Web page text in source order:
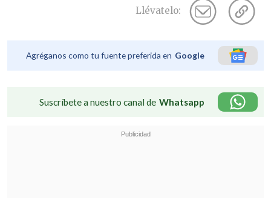
Llévatelo:
Agréganos como tu fuente preferida en Google
Suscríbete a nuestro canal de Whatsapp